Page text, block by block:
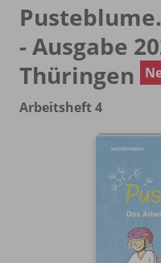
- Ausgabe
Thüringen
Arbeitsheft 4